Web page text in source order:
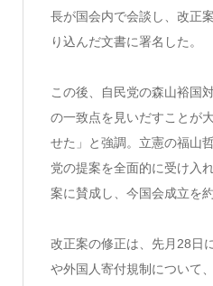
長が国会内で会談し、改正
り込んだ文書に署名した。
この後、自民党の森山裕国
の一致点を見いだすことが
せた」と強調。立憲の福山
党の提案を全面的に受け入
案に賛成し、今国会成立を
改正案の修正は、先月28日
や外国人寄付規制について